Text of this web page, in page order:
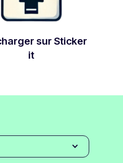
sur Sticker
it